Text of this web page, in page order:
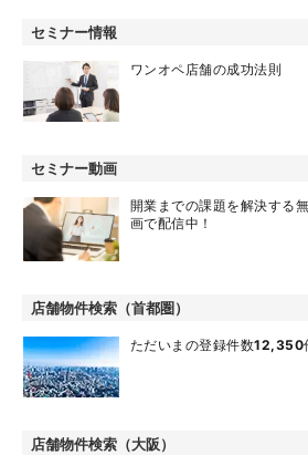
セミナー情報
ワンオペ店舗の成功法則
セミナー動画
開業までの課題を解決する
画で配信中！
店舗物件検索（首都圏）
ただいまの登録件数12,350
店舗物件検索（大阪）